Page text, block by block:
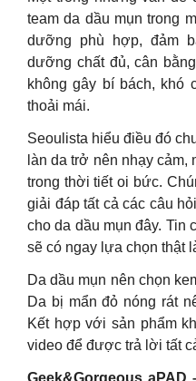
team da dầu mụn trong
dưỡng phù hợp, đảm
dưỡng chất đủ, cân
không gây bí bách, khó
thoải mái.
Seoulista hiểu điều đó
làn da trở nên nhạy cảm,
trong thời tiết oi bức.
giải đáp tất cả các câu
cho da dầu mụn đây. Tin
sẽ có ngay lựa chọn thật
Da dầu mụn nên chọn
Da bị mẩn đỏ nóng rát
Kết hợp với sản phẩm
video để được trả lời tất
Geek&Gorgeous